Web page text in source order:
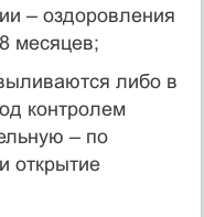
– оздоровления
месяцев;
либо в
контролем
– по
открытие